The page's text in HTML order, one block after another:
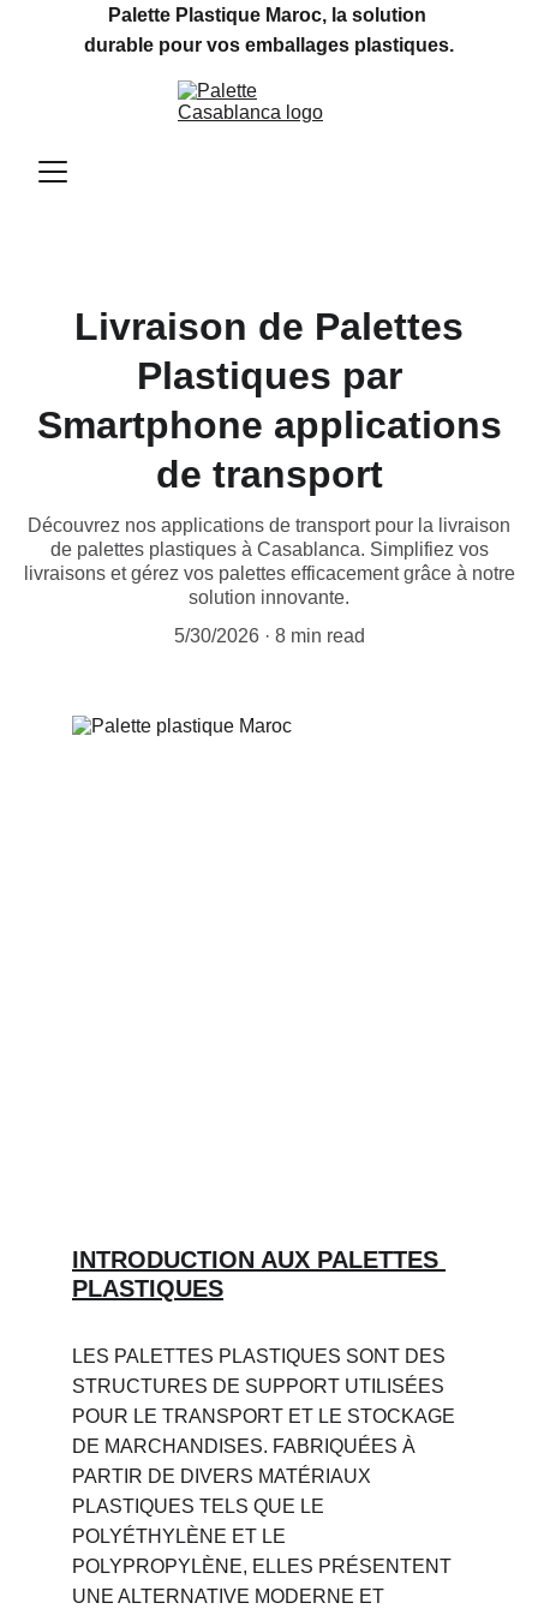
Palette Plastique Maroc, la solution
durable pour vos emballages plastiques.
Livraison de Palettes
Plastiques par
Smartphone applications
de transport
Découvrez nos applications de transport pour la livraison
de palettes plastiques à Casablanca. Simplifiez vos
livraisons et gérez vos palettes efficacement grâce à notre
solution innovante.
5/30/2026
8 min read
INTRODUCTION AUX PALETTES
PLASTIQUES
LES PALETTES PLASTIQUES SONT DES
STRUCTURES DE SUPPORT UTILISÉES
POUR LE TRANSPORT ET LE STOCKAGE
DE MARCHANDISES. FABRIQUÉES À
PARTIR DE DIVERS MATÉRIAUX
PLASTIQUES TELS QUE LE
POLYÉTHYLÈNE ET LE
POLYPROPYLÈNE, ELLES PRÉSENTENT
UNE ALTERNATIVE MODERNE ET